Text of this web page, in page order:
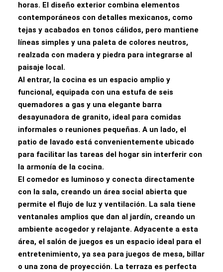
horas. El diseño exterior combina elementos
contemporáneos con detalles mexicanos, como
tejas y acabados en tonos cálidos, pero mantiene
líneas simples y una paleta de colores neutros,
realzada con madera y piedra para integrarse al
paisaje local.
Al entrar, la cocina es un espacio amplio y
funcional, equipada con una estufa de seis
quemadores a gas y una elegante barra
desayunadora de granito, ideal para comidas
informales o reuniones pequeñas. A un lado, el
patio de lavado está convenientemente ubicado
para facilitar las tareas del hogar sin interferir con
la armonía de la cocina.
El comedor es luminoso y conecta directamente
con la sala, creando un área social abierta que
permite el flujo de luz y ventilación. La sala tiene
ventanales amplios que dan al jardín, creando un
ambiente acogedor y relajante. Adyacente a esta
área, el salón de juegos es un espacio ideal para el
entretenimiento, ya sea para juegos de mesa, billar
o una zona de proyección. La terraza es perfecta